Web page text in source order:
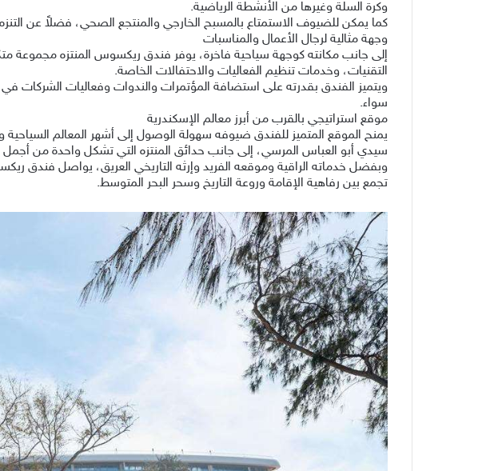
وكرة السلة وغيرها من الأنشطة الرياضية.
كما يمكن للضيوف الاستمتاع بالمسبح الخارجي والمنتجع الصحي، فضلاً عن
وجهة مثالية لرجال الأعمال والمناسبات
إلى جانب مكانته كوجهة سياحية فاخرة، يوفر فندق ريكسوس المنتزه
التقنيات، وخدمات تنظيم الفعاليات والاحتفالات الخاصة.
ويتميز الفندق بقدرته على استضافة المؤتمرات والندوات وفعاليات الشركات في
سواء.
موقع استراتيجي بالقرب من أبرز معالم الإسكندرية
يمنح الموقع المتميز للفندق ضيوفه سهولة الوصول إلى أشهر المعالم السياحية
سيدي أبو العباس المرسي، إلى جانب حدائق المنتزه التي تشكل واحدة من أجمل
وبفضل خدماته الراقية وموقعه الفريد وإرثه التاريخي العريق، يواصل فندق
تجمع بين رفاهية الإقامة وروعة التاريخ وسحر البحر المتوسط.